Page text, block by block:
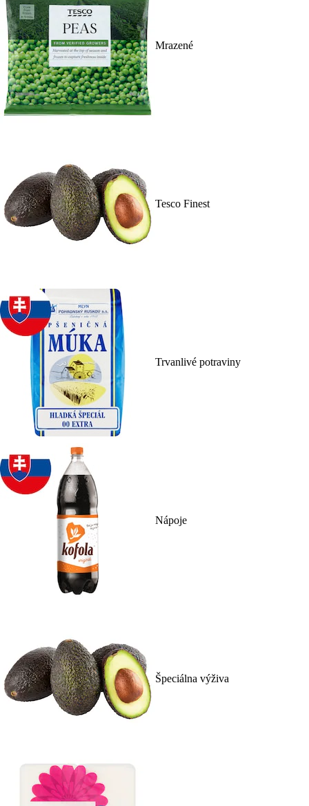
Mrazené
Tesco Finest
Trvanlivé potraviny
Nápoje
Špeciálna výživa